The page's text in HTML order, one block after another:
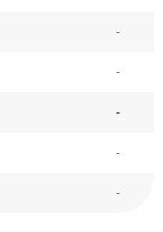
-
-
-
-
-